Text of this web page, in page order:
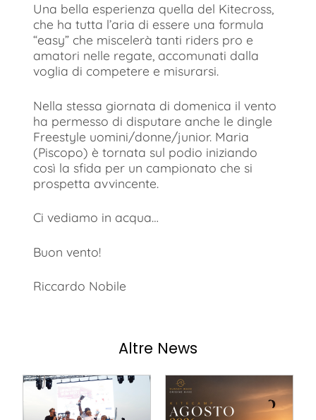
Una bella esperienza quella del Kitecross,
che ha tutta l’aria di essere una formula
“easy” che miscelerà tanti riders pro e
amatori nelle regate, accomunati dalla
voglia di competere e misurarsi.
Nella stessa giornata di domenica il vento
ha permesso di disputare anche le dingle
Freestyle uomini/donne/junior. Maria
(Piscopo) è tornata sul podio iniziando
così la sfida per un campionato che si
prospetta avvincente.
Ci vediamo in acqua…
Buon vento!
Riccardo Nobile
Altre News